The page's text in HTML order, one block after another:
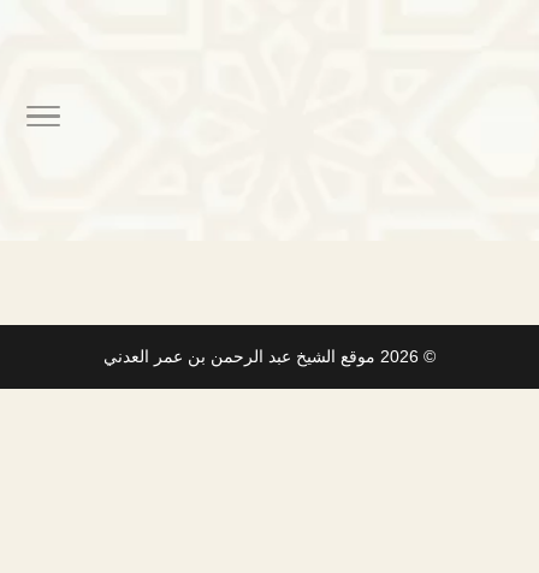
© 2026 موقع الشيخ عبد الرحمن بن عمر العدني